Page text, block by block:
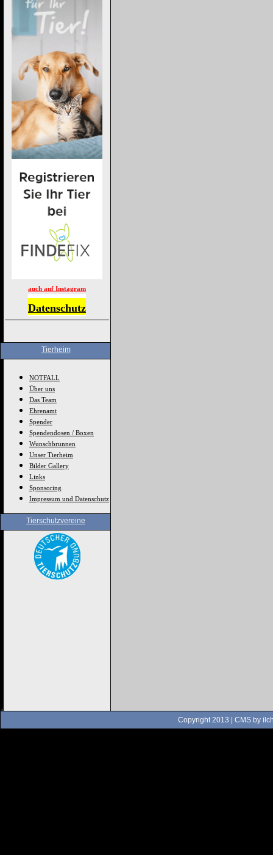
auch auf Instagram
Datenschutz
Tierheim
NOTFALL
Über uns
Das Team
Ehrenamt
Spender
Spendendosen / Boxen
Wunschbrunnen
Unser Tierheim
Bilder Gallery
Links
Sponsoring
Impressum und Datenschutz
Tierschutzvereine
Copyright 2013 | CMS by